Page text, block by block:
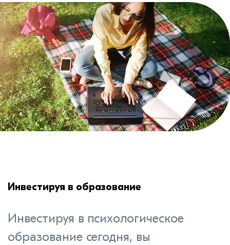
Инвестируя в образование
Инвестируя в психологическое
образование сегодня, вы